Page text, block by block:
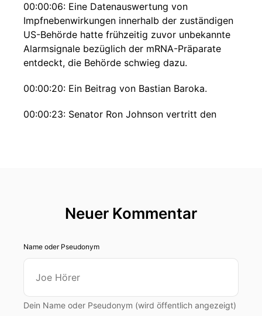
00:00:06: Eine Datenauswertung von
Impfnebenwirkungen innerhalb der zuständigen
US-Behörde hatte frühzeitig zuvor unbekannte
Alarmsignale bezüglich der mRNA-Präparate
entdeckt, die Behörde schwieg dazu.
00:00:20: Ein Beitrag von Bastian Baroka.
00:00:23: Senator Ron Johnson vertritt den
Pandemiepolitik und insbesondere die Corona-
00:00:40: Auf seine Einladung hin fand am
zweiten November, ein Expertenanhörung statt,
in der der Pharmazieprofessor Peter Doshi
darlegte, dass die Zulassungsstudien zu den
mRNA Impfungen nie gezeigt haben, das diese
Neuer Kommentar
Name oder Pseudonym
Dein Name oder Pseudonym (wird öffentlich angezeigt)